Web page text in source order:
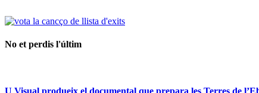
No et perdis l'últim
U Visual produeix el documental que prepara les Terres de